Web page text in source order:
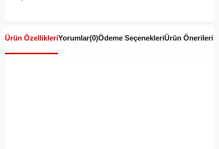
Ürün ÖzellikleriYorumlar(0)Ödeme SeçenekleriÜrün Önerileri